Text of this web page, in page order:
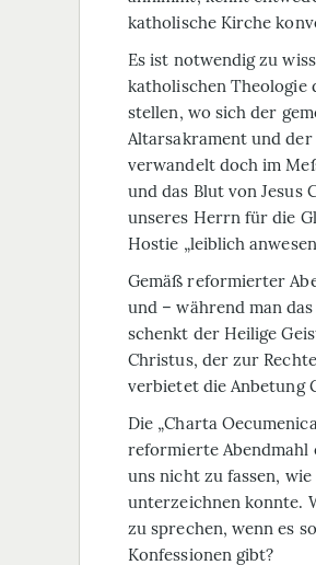
katholische Kirche
Es ist notwendig zu
katholischen Theologie
stellen, wo sich der
Altarsakrament und
verwandelt doch im
und das Blut von Jesus
unseres Herrn für die
Hostie „leiblich
Gemäß reformierter
und – während man
schenkt der Heilige
Christus, der zur
verbietet die Anbetung
Die „Charta
reformierte Abendmahl
uns nicht zu fassen,
unterzeichnen konnte.
zu sprechen, wenn es
Konfessionen gibt?